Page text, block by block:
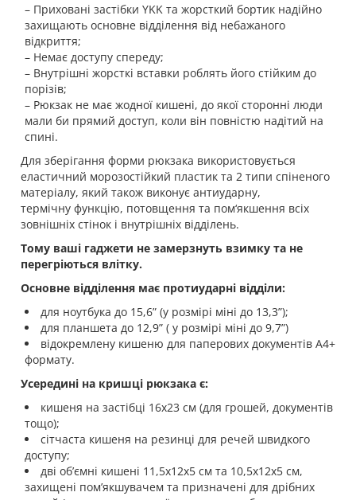
– Приховані застібки YKK та жорсткий бортик надійно
захищають основне відділення від небажаного
відкриття;
– Немає доступу спереду;
– Внутрішні жорсткі вставки роблять його стійким до
порізів;
– Рюкзак не має жодної кишені, до якої сторонні люди
мали би прямий доступ, коли він повністю надітий на
спині.
Для зберігання форми рюкзака використовується
еластичний морозостійкий пластик та 2 типи спіненого
матеріалу, який також виконує антиударну,
термічну функцію, потовщення та пом‘якшення всіх
зовнішніх стінок і внутрішніх відділень.
Тому ваші гаджети не замерзнуть взимку та не
перегріються влітку.
Основне відділення має протиударні відділи:
для ноутбука до 15,6” (у розмірі міні до 13,3”);
для планшета до 12,9” ( у розмірі міні до 9,7”)
відокремлену кишеню для паперових документів А4+
формату.
Усередині на кришці рюкзака є:
кишеня на застібці 16х23 см (для грошей, документів
тощо);
сітчаста кишеня на резинці для речей швидкого
доступу;
дві обʼємні кишені 11,5х12х5 см та 10,5х12х5 см,
захищені пом’якшувачем та призначені для дрібних